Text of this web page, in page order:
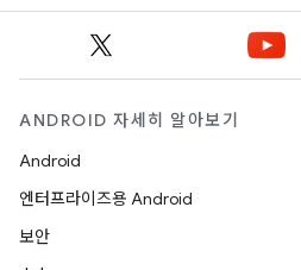
ANDROID 자세히 알아보기
Android
엔터프라이즈용 Android
보안